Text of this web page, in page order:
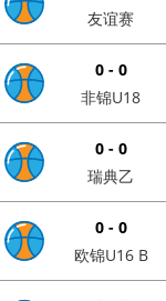
友谊赛
0 - 0
非锦U18
0 - 0
瑞典乙
0 - 0
欧锦U16 B